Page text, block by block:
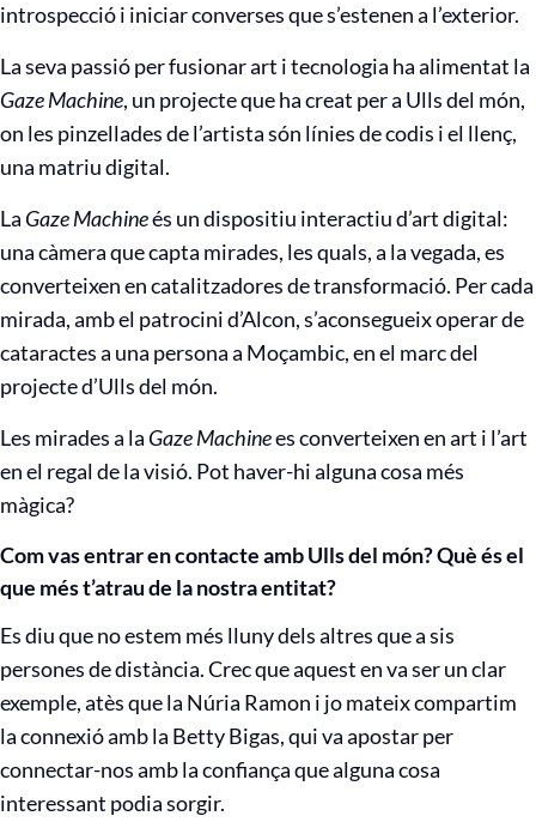
introspecció i iniciar converses que s’estenen a l’exterior.
La seva passió per fusionar art i tecnologia ha alimentat la
Gaze Machine, un projecte que ha creat per a Ulls del món,
on les pinzellades de l’artista són línies de codis i el llenç,
una matriu digital.
La Gaze Machineés un dispositiu interactiu d’art digital:
una càmera que capta mirades, les quals, a la vegada, es
converteixen en catalitzadores de transformació. Per cada
mirada, amb el patrocini d’Alcon, s’aconsegueix operar de
cataractes a una persona a Moçambic, en el marc del
projecte d’Ulls del món.
Les mirades a la Gaze Machinees converteixen en art i l’art
en el regal de la visió. Pot haver-hi alguna cosa més
màgica?
Com vas entrar en contacte amb Ulls del món? Què és el
que més t’atrau de la nostra entitat?
Es diu que no estem més lluny dels altres que a sis
persones de distància. Crec que aquest en va ser un clar
exemple, atès que la Núria Ramon i jo mateix compartim
la connexió amb la Betty Bigas, qui va apostar per
connectar-nos amb la confiança que alguna cosa
interessant podia sorgir.